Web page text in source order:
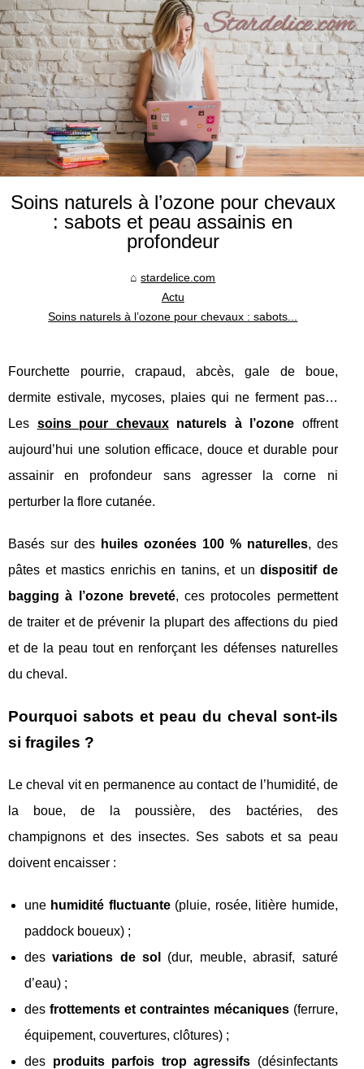
Soins naturels à l’ozone pour chevaux
: sabots et peau assainis en
profondeur
stardelice.com
Actu
Soins naturels à l’ozone pour chevaux : sabots...
Fourchette pourrie, crapaud, abcès, gale de boue,
dermite estivale, mycoses, plaies qui ne ferment pas…
Les soins pour chevauxnaturels à l’ozone offrent
aujourd’hui une solution efficace, douce et durable pour
assainir en profondeur sans agresser la corne ni
perturber la flore cutanée.
Basés sur des huiles ozonées 100 % naturelles, des
pâtes et mastics enrichis en tanins, et undispositif de
bagging à l’ozone breveté, ces protocoles permettent
de traiter et de prévenir la plupart des affections du pied
et de la peau tout en renforçant les défenses naturelles
du cheval.
Pourquoi sabots et peau du cheval sont-ils
si fragiles ?
Le cheval vit en permanence au contact de l’humidité, de
la boue, de la poussière, des bactéries, des
champignons et des insectes. Ses sabots et sa peau
doivent encaisser :
une humidité fluctuante(pluie, rosée, litière humide,
paddock boueux) ;
desvariations de sol
(dur, meuble, abrasif, saturé
d’eau) ;
des frottements et contraintes mécaniques(ferrure,
équipement, couvertures, clôtures) ;
des produits parfois trop agressifs (désinfectants